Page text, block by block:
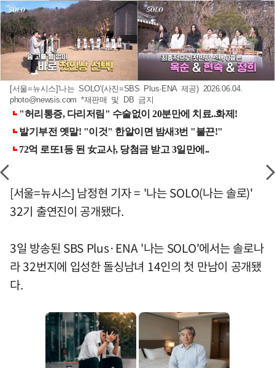
[서울=뉴시스]'나는 SOLO'(사진=SBS Plus·ENA 제공) 2026.06.04.
photo@newsis.com *재판매 및 DB 금지
[서울=뉴시스] 남정현 기자 = '나는 SOLO(나는 솔로)'
32기 출연진이 공개됐다.
3일 방송된 SBS Plus·ENA '나는 SOLO'에서는 솔로나
라 32번지에 입성한 돌싱남녀 14인의 첫 만남이 공개됐
다.